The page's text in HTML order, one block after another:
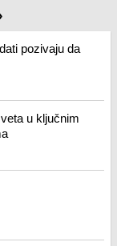
pozivaju da
u ključnim